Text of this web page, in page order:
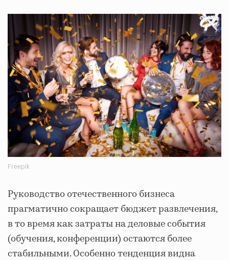
Freepik
Руководство отечественного бизнеса
прагматично сокращает бюджет развлечения,
в то время как затраты на деловые события
(обучения, конференции) остаются более
стабильными. Особенно тенденция видна